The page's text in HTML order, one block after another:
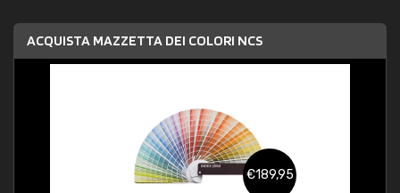
ACQUISTA MAZZETTA DEI COLORI NCS
€189,95